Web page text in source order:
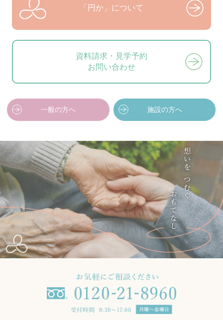
「円か」について
資料請求・見学予約
お問い合わせ
一般の方へ 施設の方へ